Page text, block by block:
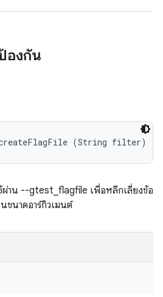
องกัน
(String filter)
ผ่าน --gtest_flagfile เพื่อหลีกเลี่ยงข้อ
ขนาดอาร์กิวเมนต์